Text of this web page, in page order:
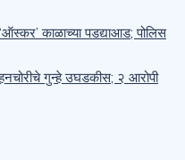
काळाच्या पडद्याआड; पोलिस
गुन्हे उघडकीस; २ आरोपी